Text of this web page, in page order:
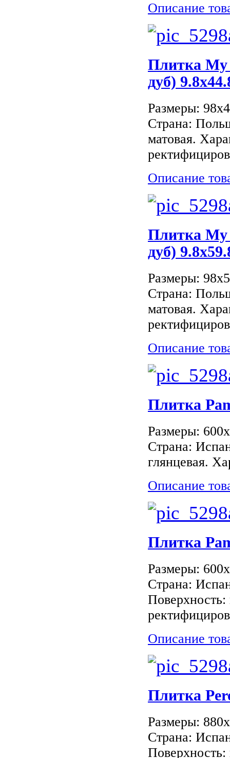
Описание
Плитка My
дуб)
Размеры:
Страна:
матовая.
Описание
Плитка My
дуб)
Размеры:
Страна:
матовая.
Описание
Плитка
Размеры:
Страна:
глянцевая.
Описание
Плитка
Размеры:
Страна:
Поверхность:
Описание
Плитка
Размеры:
Страна:
Поверхность: